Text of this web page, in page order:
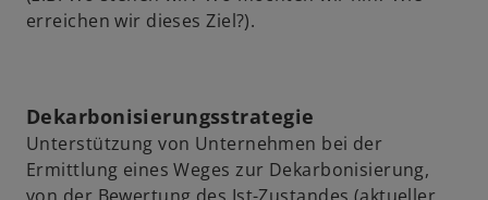
erreichen wir dieses Ziel?).
Dekarbonisierungsstrategie
Unterstützung von Unternehmen bei der
Ermittlung eines Weges zur Dekarbonisierung,